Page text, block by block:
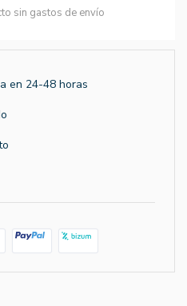
sin gastos de envío
en 24-48 horas